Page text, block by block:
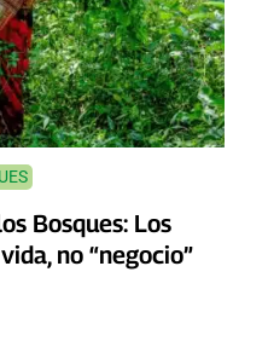
Bosques: Los
no “negocio”